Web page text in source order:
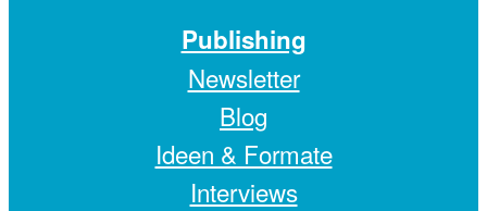
Publishing
Newsletter
Blog
Ideen & Formate
Interviews